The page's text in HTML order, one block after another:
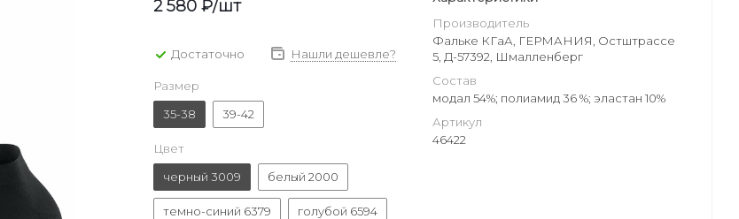
2 580 ₽/шт
Достаточно Нашли дешевле?
Размер
35-38
39-42
Цвет
черный 3009
белый 2000
темно-синий 6379 голубой 6594
Производитель
Фальке КГаА, ГЕРМАНИЯ, Остштрассе
5, Д-57392, Шмалленберг
Состав
модал 54%; полиамид 36 %; эластан 10%
Артикул
46422